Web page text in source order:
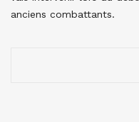
anciens combattants.